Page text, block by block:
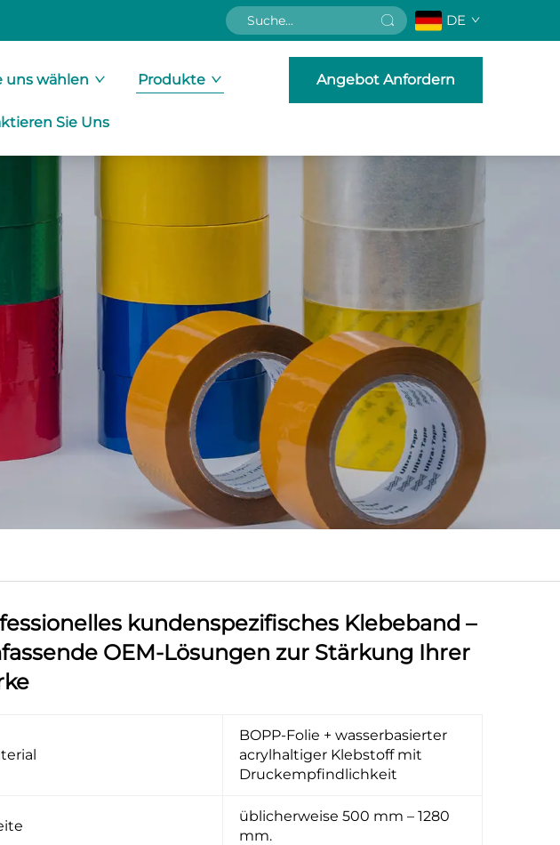
DE
uns wählen Produkte
Sie Uns
Angebot Anfordern
kundenspezifisches Klebeband –
OEM-Lösungen zur Stärkung Ihrer
BOPP-Folie + wasserbasierter
acrylhaltiger Klebstoff mit
Druckempfindlichkeit
üblicherweise 500 mm – 1280
mm.